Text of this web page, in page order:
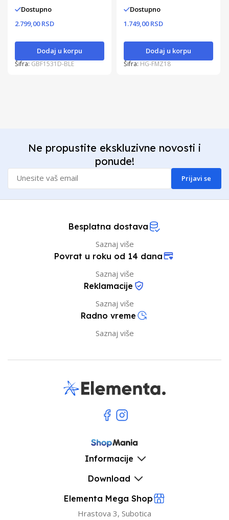
Dostupno
2.799,00 RSD
Dodaj u korpu
Šifra: GBF1531D-BLE
Dostupno
1.749,00 RSD
Dodaj u korpu
Šifra: HG-FMZ18
Ne propustite ekskluzivne novosti i
ponude!
Prijavi se
Besplatna dostava
Saznaj više
Povrat u roku od 14 dana
Saznaj više
Reklamacije
Saznaj više
Radno vreme
Saznaj više
Informacije
Download
Elementa Mega Shop
Hrastova 3, Subotica